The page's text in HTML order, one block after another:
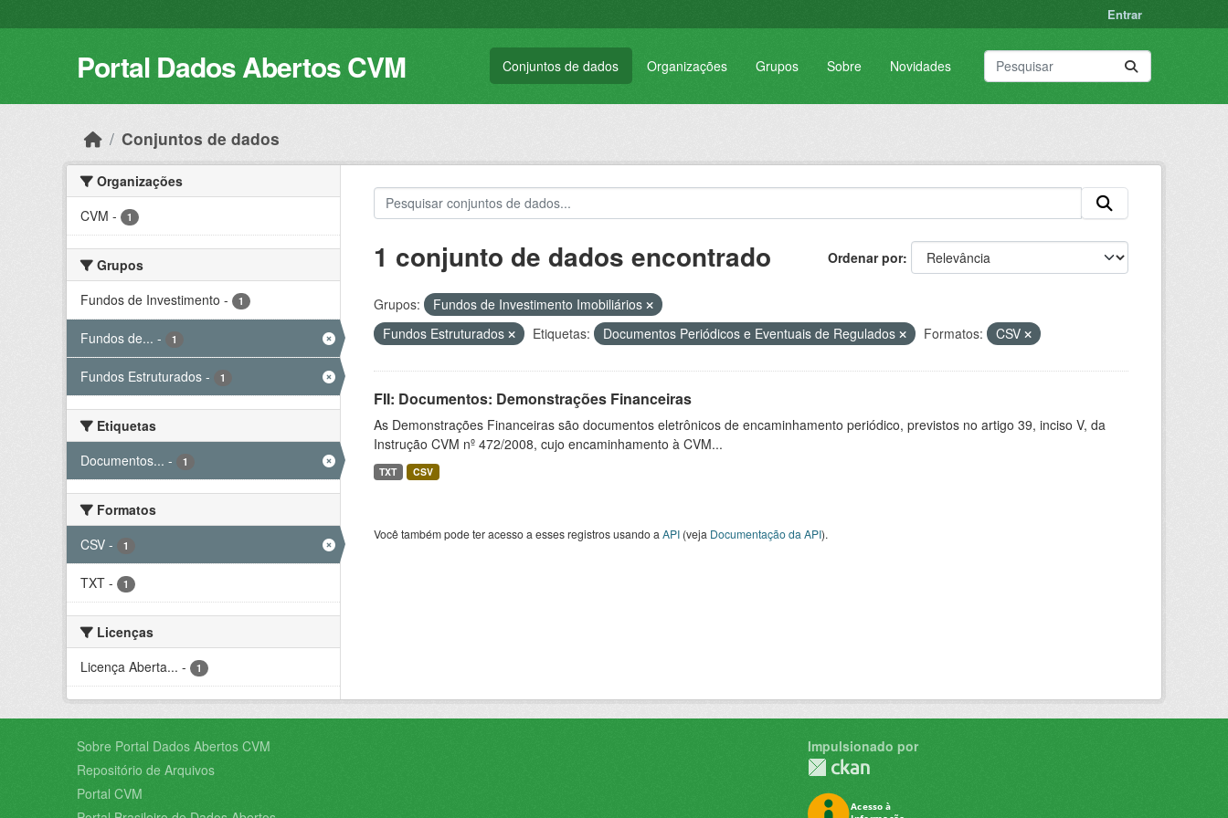
Entrar
Portal Dados Abertos CVM Conjuntos de dados Organizações Grupos Sobre Novidades
Conjuntos de dados
Organizações
CVM - 1
Grupos
Fundos de Investimento - 1
Fundos de... - 1
Fundos Estruturados - 1
Etiquetas
Documentos... - 1
Formatos
CSV - 1
TXT - 1
Licenças
Licença Aberta... - 1
Ordenar por
1 conjunto de dados encontrado
Grupos:
Fundos de Investimento Imobiliários
Fundos Estruturados
Etiquetas: Documentos Periódicos e Eventuais de Regulados Formatos: CSV
FII: Documentos: Demonstrações Financeiras
As Demonstrações Financeiras são documentos eletrônicos de encaminhamento periódico, previstos no artigo 39, inciso V, da
Instrução CVM nº 472/2008, cujo encaminhamento à CVM...
TXT CSV
Você também pode ter acesso a esses registros usando a API(veja Documentação da API).
Sobre Portal Dados Abertos CVM
Repositório de Arquivos
Portal CVM
Impulsionado por